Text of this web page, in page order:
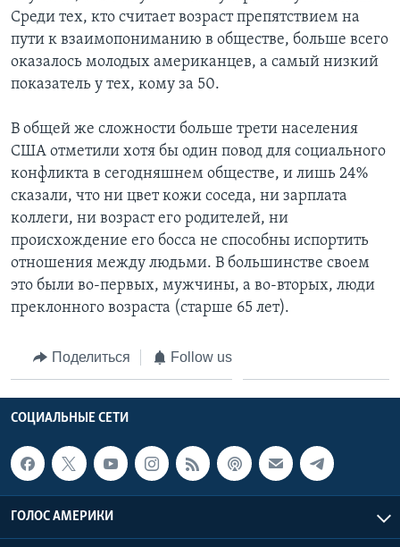
Среди тех, кто считает возраст препятствием на
пути к взаимопониманию в обществе, больше всего
оказалось молодых американцев, а самый низкий
показатель у тех, кому за 50.
В общей же сложности больше трети населения
США отметили хотя бы один повод для социального
конфликта в сегодняшнем обществе, и лишь 24%
сказали, что ни цвет кожи соседа, ни зарплата
коллеги, ни возраст его родителей, ни
происхождение его босса не способны испортить
отношения между людьми. В большинстве своем
это были во-первых, мужчины, а во-вторых, люди
преклонного возраста (старше 65 лет).
Поделиться Follow us
СОЦИАЛЬНЫЕ СЕТИ
ГОЛОС АМЕРИКИ